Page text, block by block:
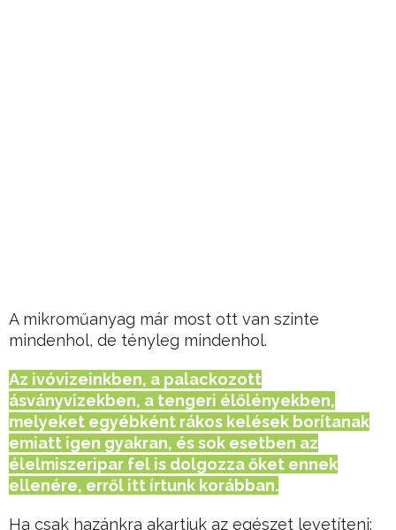
A mikroműanyag már most ott van szinte
mindenhol, de tényleg mindenhol.
Az ivóvizeinkben, a palackozott
ásványvizekben, a tengeri élőlényekben,
melyeket egyébként rákos kelések borítanak
emiatt igen gyakran, és sok esetben az
élelmiszeripar fel is dolgozza őket ennek
ellenére, erről itt írtunk korábban.
Ha csak hazánkra akartjuk az egészet levetíteni: